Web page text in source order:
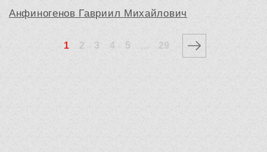
Анфиногенов Гавриил Михайлович
1 2 3 4 5 ... 29